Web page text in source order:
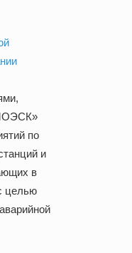
по
и
в
целью